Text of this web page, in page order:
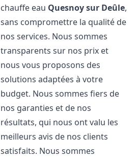
chauffe eau Quesnoy sur Deûle,
sans compromettre la qualité de
nos services. Nous sommes
transparents sur nos prix et
nous vous proposons des
solutions adaptées à votre
budget. Nous sommes fiers de
nos garanties et de nos
résultats, qui nous ont valu les
meilleurs avis de nos clients
satisfaits. Nous sommes